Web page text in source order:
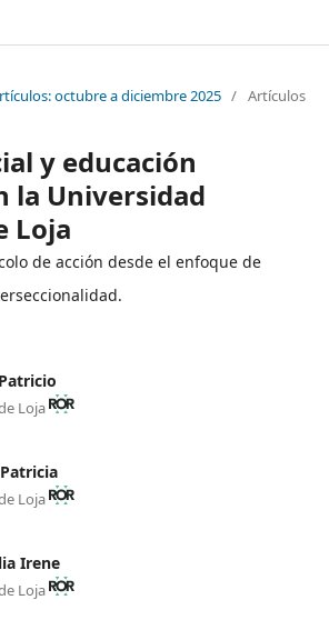
octubre a diciembre 2025 / Artículos
y educación
la Universidad
Loja
de acción desde el enfoque de
Loja
Loja
Irene
Loja